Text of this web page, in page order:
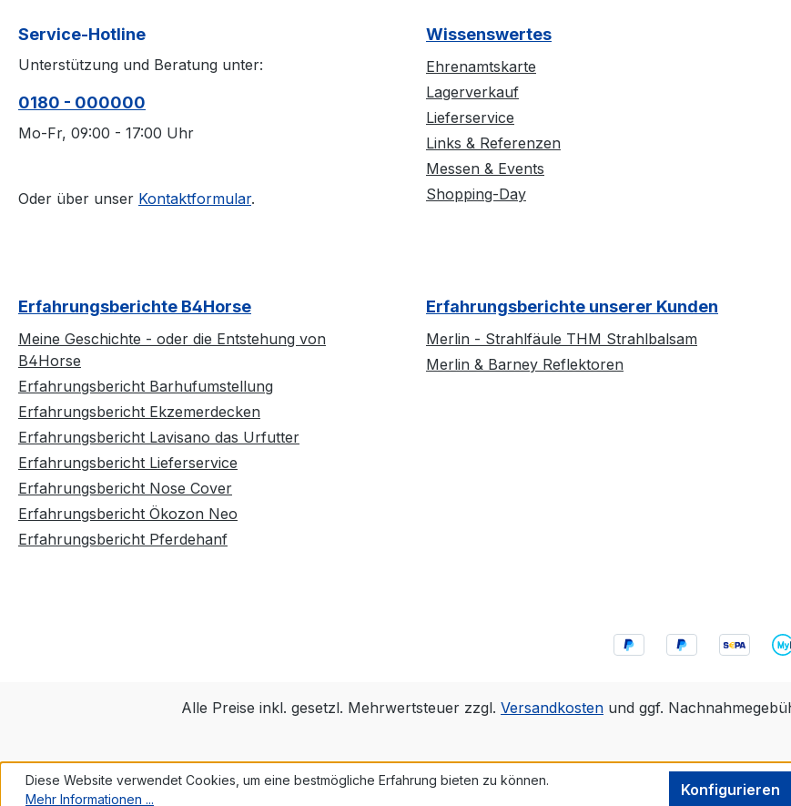
Service-Hotline
Unterstützung und Beratung unter:
0180 - 000000
Mo-Fr, 09:00 - 17:00 Uhr
Oder über unser Kontaktformular.
Wissenswertes
Ehrenamtskarte
Lagerverkauf
Lieferservice
Links & Referenzen
Messen & Events
Shopping-Day
Erfahrungsberichte B4Horse
Meine Geschichte - oder die Entstehung von
B4Horse
Erfahrungsbericht Barhufumstellung
Erfahrungsbericht Ekzemerdecken
Erfahrungsbericht Lavisano das Urfutter
Erfahrungsbericht Lieferservice
Erfahrungsbericht Nose Cover
Erfahrungsbericht Ökozon Neo
Erfahrungsbericht Pferdehanf
Erfahrungsberichte unserer Kunden
Merlin - Strahlfäule THM Strahlbalsam
Merlin & Barney Reflektoren
Alle Preise inkl. gesetzl. Mehrwertsteuer zzgl. Versandkosten und ggf.
Diese Website verwendet Cookies, um eine bestmögliche Erfahrung bieten zu können.
Mehr Informationen ...
Konfigurieren